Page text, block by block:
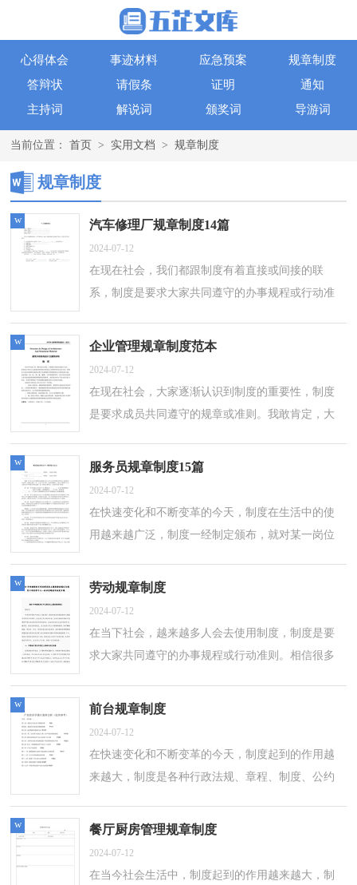
心得体会 事迹材料 应急预案
规章制度
答辩状
请假条 证明
通知
主持词
解说词 颁奖词 导游词
当前位置： 首页 > 实用文档 > 规章制度
规章制度
汽车修理厂规章制度14篇
2024-07-12
在现在社会，我们都跟制度有着直接或间接的联
系，制度是要求大家共同遵守的办事规程或行动准
集的汽车修理厂规章制度，仅供参考，大家一...
w
企业管理规章制度范本
2024-07-12
在现在社会，大家逐渐认识到制度的重要性，制度
是要求成员共同遵守的规章或准则。我敢肯定，大
家整理的企业管理规章制度范本，仅供参考...
w
服务员规章制度15篇
2024-07-12
在快速变化和不断变革的今天，制度在生活中的使
用越来越广泛，制度一经制定颁布，就对某一岗位
行动的准则和依据。什么样的制度才是有...
w
劳动规章制度
2024-07-12
在当下社会，越来越多人会去使用制度，制度是要
求大家共同遵守的办事规程或行动准则。相信很多
大家整理的劳动规章制度，仅供参考，大家...
w
前台规章制度
2024-07-12
在快速变化和不断变革的今天，制度起到的作用越
来越大，制度是各种行政法规、章程、制度、公约
精心整理的前台规章制度，欢迎大家借鉴...
w
餐厅厨房管理规章制度
2024-07-12
在当今社会生活中，制度起到的作用越来越大，制
w